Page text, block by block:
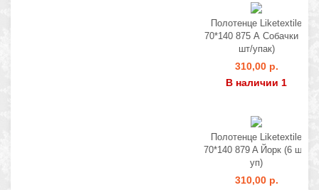
Полотенце Liketextile
70*140 875 А Собачки (6
шт/упак)
310,00 р.
В наличии 1
Полотенце Liketextile
70*140 879 A Йорк (6 шт/
уп)
310,00 р.